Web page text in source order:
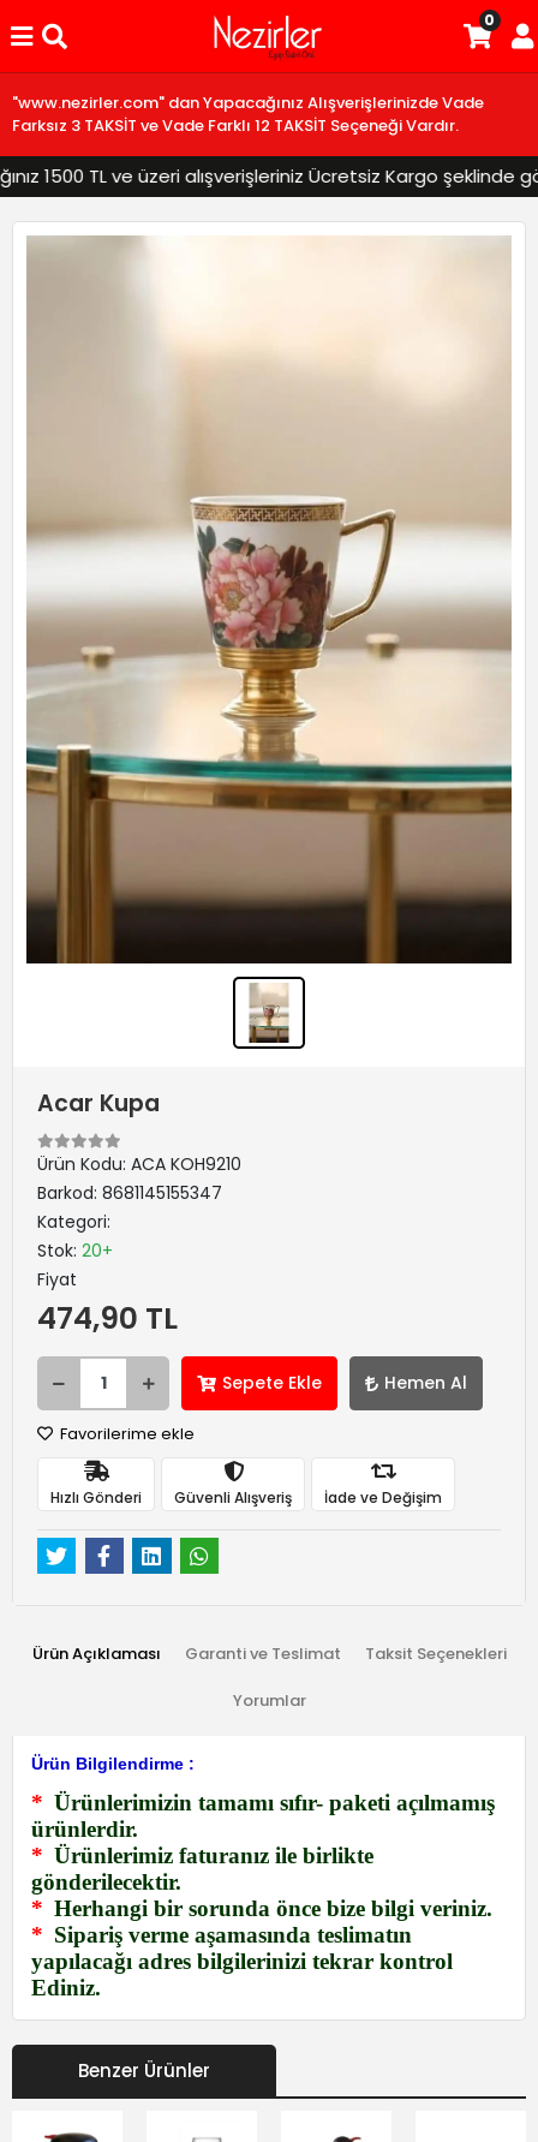
"www.nezirler.com" dan Yapacağınız Alışverişlerinizde Vade
Farksız 3 TAKSİT ve Vade Farklı 12 TAKSİT Seçeneği Vardır.
1500 TL ve üzeri alışverişleriniz Ücretsiz Kargo şeklinde
0
Acar Kupa
Ürün Kodu: ACA KOH9210
Barkod: 8681145155347
Kategori:
Stok: 20+
Fiyat
474,90 TL
Sepete Ekle Hemen Al
Favorilerime ekle
Hızlı Gönderi Güvenli Alışveriş İade ve Değişim
Ürün Açıklaması Garanti ve Teslimat Taksit Seçenekleri
Yorumlar
Ürün Bilgilendirme :
* Ürünlerimizin tamamı sıfır- paketi açılmamış
ürünlerdir.
* Ürünlerimiz faturanız ile birlikte
gönderilecektir.
* Herhangi bir sorunda önce bize bilgi veriniz.
* Sipariş verme aşamasında teslimatın
yapılacağı adres bilgilerinizi tekrar kontrol
Ediniz.
Benzer Ürünler